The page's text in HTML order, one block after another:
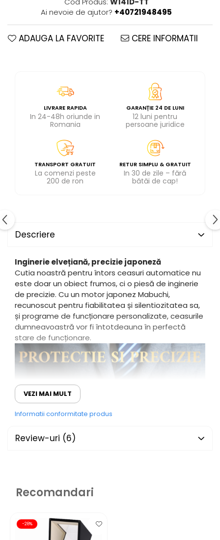
Ai nevoie de ajutor? +40721948495
ADAUGA LA FAVORITE CERE INFORMATII
LIVRARE RAPIDA
In 24-48h oriunde in
Romania
GARANȚIE 24 DE LUNI
12 luni pentru
persoane juridice
TRANSPORT GRATUIT
La comenzi peste
200 de ron
RETUR SIMPLU & GRATUIT
In 30 de zile – fără
bătăi de cap!
Descriere
Inginerie elvețiană, precizie japoneză
Cutia noastră pentru întors ceasuri automatice nu
este doar un obiect frumos, ci o piesă de inginerie
de precizie. Cu un motor japonez Mabuchi,
recunoscut pentru fiabilitatea și silentiozitatea sa,
și programe de funcționare personalizate, ceasurile
dumneavoastră vor fi întotdeauna în perfectă
stare de funcționare.
VEZI MAI MULT
Informatii conformitate produs
Review-uri (6)
Recomandari
-28%